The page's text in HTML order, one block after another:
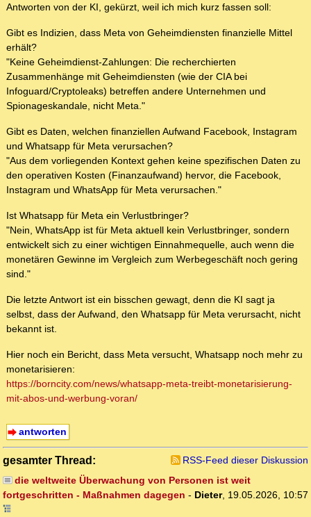
Antworten von der KI, gekürzt, weil ich mich kurz fassen soll:
Gibt es Indizien, dass Meta von Geheimdiensten finanzielle Mittel
erhält?
"Keine Geheimdienst-Zahlungen: Die recherchierten
Zusammenhänge mit Geheimdiensten (wie der CIA bei
Infoguard/Cryptoleaks) betreffen andere Unternehmen und
Spionageskandale, nicht Meta."
Gibt es Daten, welchen finanziellen Aufwand Facebook, Instagram
und Whatsapp für Meta verursachen?
"Aus dem vorliegenden Kontext gehen keine spezifischen Daten zu
den operativen Kosten (Finanzaufwand) hervor, die Facebook,
Instagram und WhatsApp für Meta verursachen."
Ist Whatsapp für Meta ein Verlustbringer?
"Nein, WhatsApp ist für Meta aktuell kein Verlustbringer, sondern
entwickelt sich zu einer wichtigen Einnahmequelle, auch wenn die
monetären Gewinne im Vergleich zum Werbegeschäft noch gering
sind."
Die letzte Antwort ist ein bisschen gewagt, denn die KI sagt ja
selbst, dass der Aufwand, den Whatsapp für Meta verursacht, nicht
bekannt ist.
Hier noch ein Bericht, dass Meta versucht, Whatsapp noch mehr zu
monetarisieren:
https://borncity.com/news/whatsapp-meta-treibt-monetarisierung-
mit-abos-und-werbung-voran/
antworten
gesamter Thread:
RSS-Feed dieser Diskussion
die weltweite Überwachung von Personen ist weit
fortgeschritten - Maßnahmen dagegen - Dieter, 19.05.2026, 10:57